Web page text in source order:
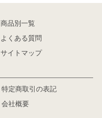
商品別一覧
よくある質問
サイトマップ
特定商取引の表記
会社概要